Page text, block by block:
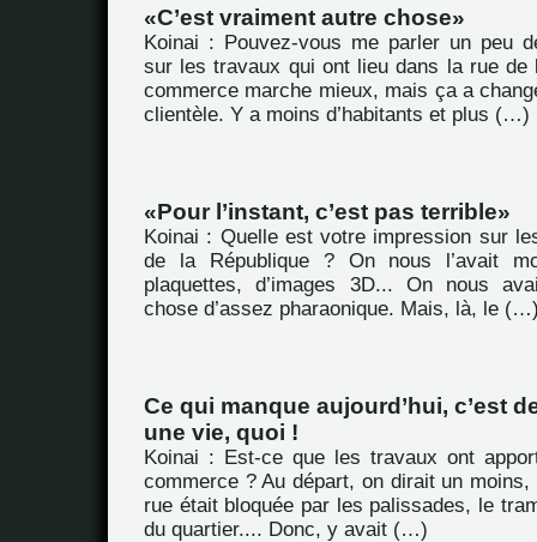
C’est vraiment autre chose
Koinai : Pouvez-vous me parler un peu
sur les travaux qui ont lieu dans la rue de
commerce marche mieux, mais ça a
clientèle. Y a moins d’habitants et plus (…)
Pour l’instant, c’est pas terrible
Koinai : Quelle est votre impression sur
de la République ? On nous l’avait
plaquettes, d’images 3D... On nous
chose d’assez pharaonique. Mais, là, le
Ce qui manque aujourd’hui, c’est
une vie, quoi !
Koinai : Est-ce que les travaux ont
commerce ? Au départ, on dirait un moins,
rue était bloquée par les palissades, le
du quartier.... Donc, y avait (…)